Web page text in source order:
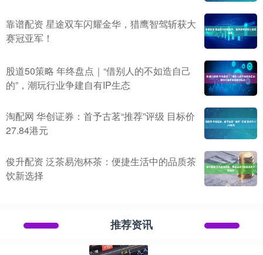
靠谱配资 星途双车闪耀金华，猎鹰智驾斩获大
赛冠亚军！
股道50策略 年终盘点｜“借别人的不如造自己
的”，潮玩行业争建自有IP生态
淘配网 华创证券：首予古茗“推荐”评级 目标价
27.84港元
俊升配资 泛茶易泡杯茶：便捷生活中的品质茶
饮新选择
推荐资讯